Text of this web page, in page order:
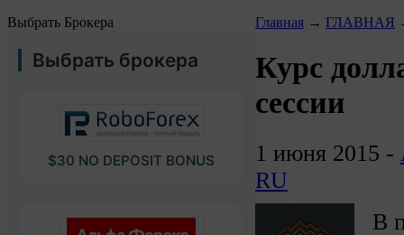
Выбрать Брокера
Выбрать брокера
$30 NO DEPOSIT BONUS
Главная → ГЛАВНАЯ
Курс
сессии
1 июня 2015 -
RU
В